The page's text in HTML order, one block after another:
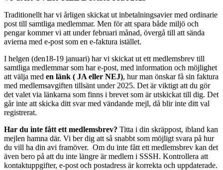
Traditionellt har vi årligen skickat ut inbetalningsavier med ordinarie
post till samtliga medlemmar. Men för att spara både miljö och
pengar kommer vi att under februari månad, övergå till att sända
avierna med e-post som en e-faktura istället.
I helgen (den18-19 januari) har vi skickat ut ett medlemsbrev till
samtliga medlemmar som har e-post, med information och möjlighet
att välja med en länk ( JA eller NEJ), hur man önskar få sin faktura
med medlemsavgiften tillsänt under 2025. Det är viktigt att du gör
det valet via länkarna som finns i brevet som är utskickat till dig. Det
går inte att skicka ditt svar med vändande mejl, då blir inte ditt val
registrerat.
Har du inte fått ett medlemsbrev? Titta i din skräppost, ibland kan
mejlen hamna där. Vi ber dig att så snabbt som möjligt svara på hur
du vill ha din avi framöver. Om du inte fått ett medlemsbrev kan det
även bero på att du inte längre är medlem i SSSH. Kontrollera att
kontaktuppgifter, e-post och postadress är korrekta och uppdaterade.